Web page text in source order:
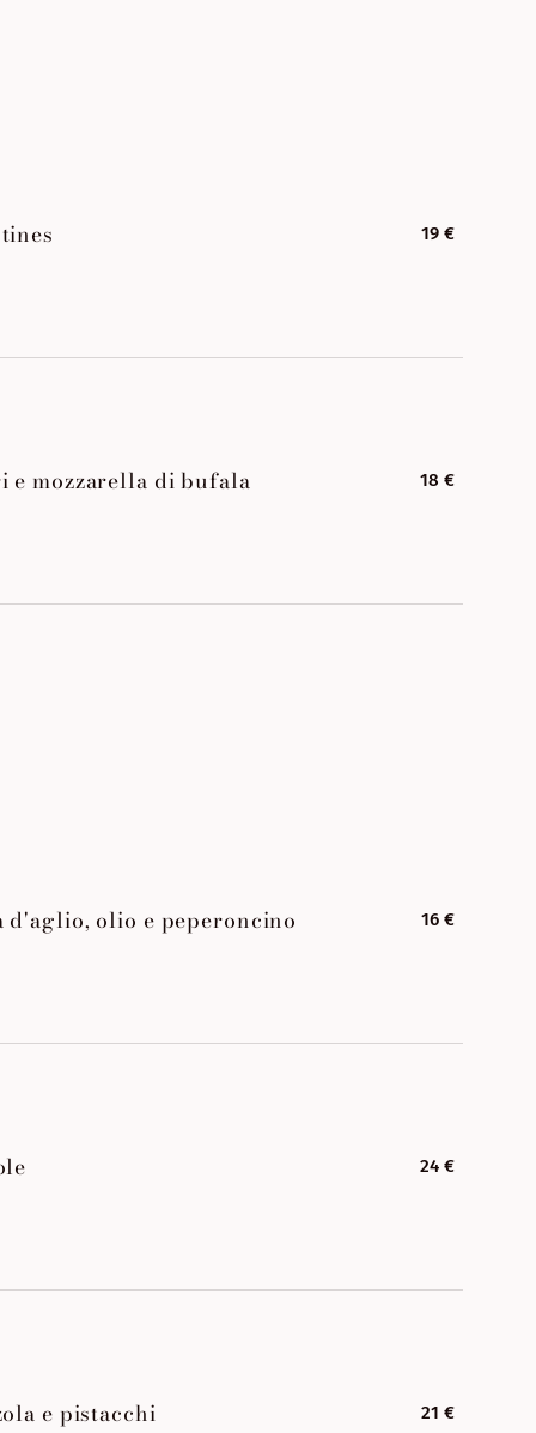
19 €
e mozzarella di bufala 18 €
d'aglio, olio e peperoncino 16 €
24 €
e pistacchi 21 €